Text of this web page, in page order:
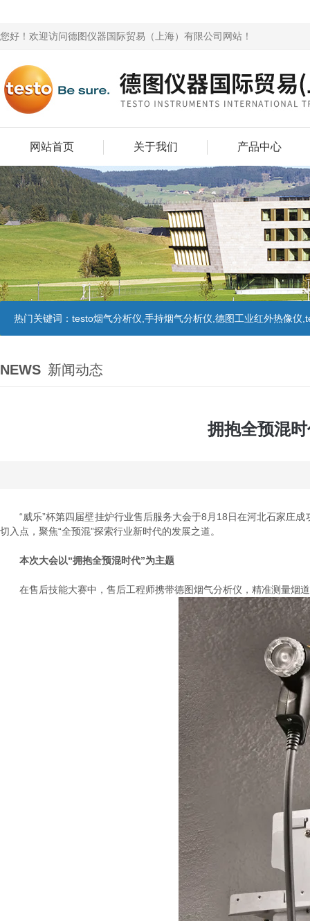
您好！欢迎访问德图仪器国际贸易（上海）有限公司网站！
网站首页 关于我们 产品中心
热门关键词： testo烟气分析仪,手持烟气分析仪,德图工业红外热像仪
NEWS 新闻动态
拥抱全预混
“威乐”杯第四届壁挂炉行业售后服务大会于8月18日在河北石家庄成
切入点，聚焦“全预混”探索行业新时代的发展之道。
本次大会以“拥抱全预混时代”为主题
在售后技能大赛中，售后工程师携带德图烟气分析仪，精准测量烟